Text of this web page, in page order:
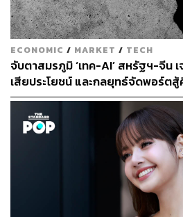
ประการต่อมาการปรับโมเดลเศรษ
ดร.หลินอี้ฟู ย้ำว่า จีนกำลังอยู่ระหว่า
โฉมโครงสร้างทางเศรษฐกิจ เพื่อมุ่
คุณภาพใหม่’ (New Quality
อุตสาหกรรม ‘สามใหม่’ (New Three
หมายหลัก ได้แก่ รถยนต์ไฟฟ้า (EV)
และเซลล์แสงอาทิตย์ (Solar
จำเป็นต้องยกระดับอุตสาหกรรมดั้ง
มีประสิทธิภาพมากขึ้น ในการปรับเป
ขนานใหญ่นี้ย่อมจะส่งผลกระทบต่ออั
ในระยะสั้น แต่ก็เป็นความจำเป็นที่ต้
อย่างแข็งแกร่งในระยะยาว
ECONOMIC / MARKET / TECH
จับตาสมรภูมิ ‘เทค-AI’ สหรัฐฯ-จีน
เสียประโยชน์ และกลยุทธ์จัดพอร์ต
5 ปีข้างหน้า